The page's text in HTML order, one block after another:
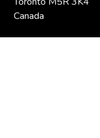
Canada